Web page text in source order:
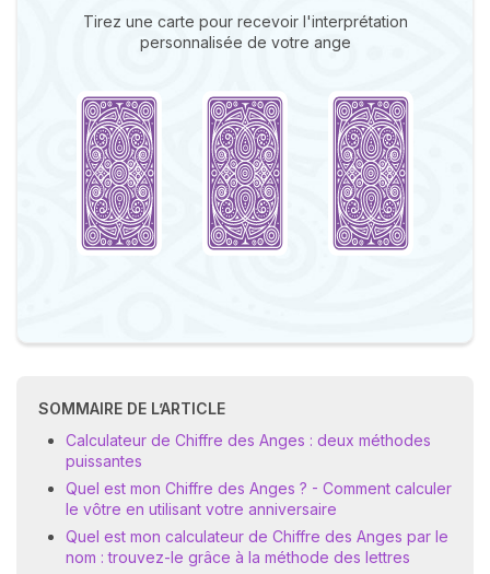
Tirez une carte pour recevoir l'interprétation
personnalisée de votre ange
SOMMAIRE DE L’ARTICLE
Calculateur de Chiffre des Anges : deux méthodes
puissantes
Quel est mon Chiffre des Anges ? - Comment calculer
le vôtre en utilisant votre anniversaire
Quel est mon calculateur de Chiffre des Anges par le
nom : trouvez-le grâce à la méthode des lettres